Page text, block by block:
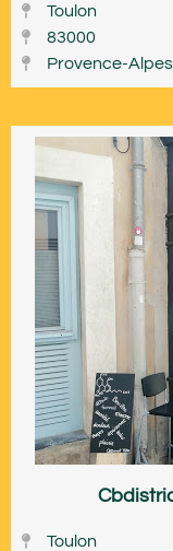
Toulon
83000
Provence-
Toulon